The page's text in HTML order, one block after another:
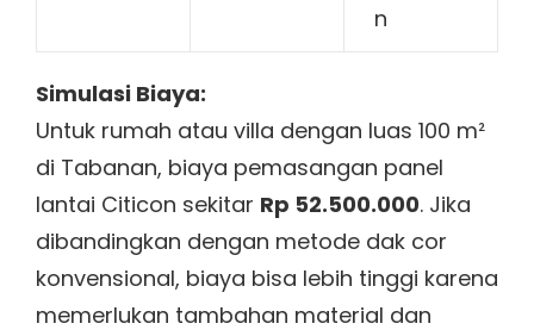
n
Simulasi Biaya:
Untuk rumah atau villa dengan luas 100 m²
di Tabanan, biaya pemasangan panel
lantai Citicon sekitar Rp 52.500.000. Jika
dibandingkan dengan metode dak cor
konvensional, biaya bisa lebih tinggi karena
memerlukan tambahan material dan